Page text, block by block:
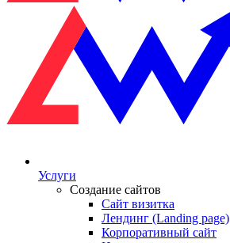
Услуги
Создание сайтов
Сайт визитка
Лендинг (Landing page)
Корпоративный сайт